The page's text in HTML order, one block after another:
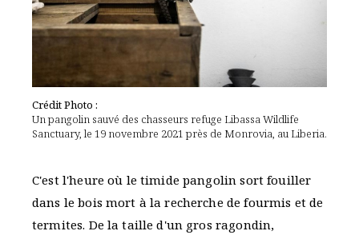
Crédit Photo :
Un pangolin sauvé des chasseurs refuge Libassa Wildlife
Sanctuary, le 19 novembre 2021 près de Monrovia, au Liberia.
C'est l'heure où le timide pangolin sort fouiller
dans le bois mort à la recherche de fourmis et de
termites. De la taille d'un gros ragondin,